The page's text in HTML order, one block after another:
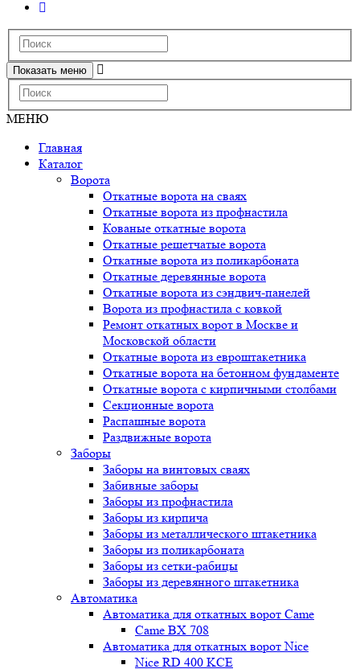
Показать меню
МЕНЮ
Главная
Каталог
Ворота
Откатные ворота на сваях
Откатные ворота из профнастила
Кованые откатные ворота
Откатные решетчатые ворота
Откатные ворота из поликарбоната
Откатные деревянные ворота
Откатные ворота из сэндвич-панелей
Ворота из профнастила с ковкой
Ремонт откатных ворот в Москве и
Московской области
Откатные ворота из евроштакетника
Откатные ворота на бетонном фундаменте
Откатные ворота с кирпичными столбами
Секционные ворота
Распашные ворота
Раздвижные ворота
Заборы
Заборы на винтовых сваях
Забивные заборы
Заборы из профнастила
Заборы из кирпича
Заборы из металлического штакетника
Заборы из поликарбоната
Заборы из сетки-рабицы
Заборы из деревянного штакетника
Автоматика
Автоматика для откатных ворот Came
Came BX 708
Автоматика для откатных ворот Nice
Nice RD 400 KCE